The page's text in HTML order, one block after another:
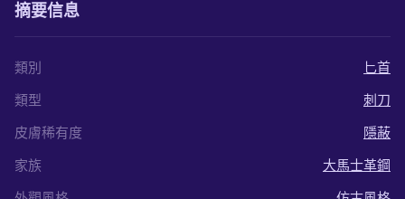
摘要信息
類別
匕首
類型
刺刀
皮膚稀有度
隱蔽
家族
大馬士革鋼